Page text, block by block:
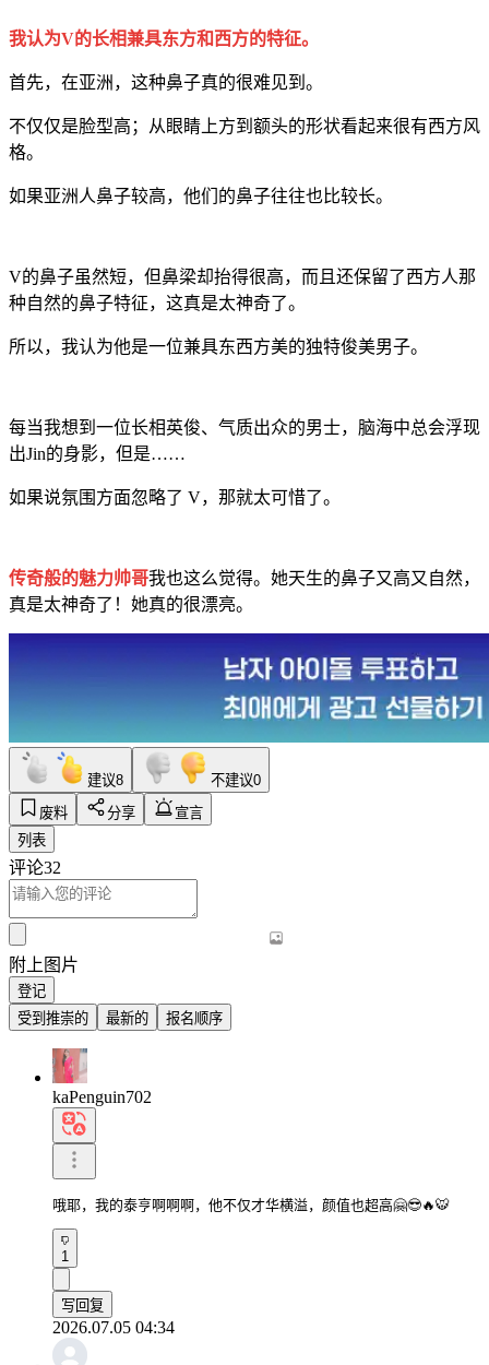
我认为V的长相兼具东方和西方的特征。
首先，在亚洲，这种鼻子真的很难见到。
不仅仅是脸型高；从眼睛上方到额头的形状看起来很有西方风
格。
如果亚洲人鼻子较高，他们的鼻子往往也比较长。
V的鼻子虽然短，但鼻梁却抬得很高，而且还保留了西方人那
种自然的鼻子特征，这真是太神奇了。
所以，我认为他是一位兼具东西方美的独特俊美男子。
每当我想到一位长相英俊、气质出众的男士，脑海中总会浮现
出Jin的身影，但是……
如果说氛围方面忽略了 V，那就太可惜了。
传奇般的魅力帅哥我也这么觉得。她天生的鼻子又高又自然，
真是太神奇了！她真的很漂亮。
建议8 不建议0
废料
分享
宣言
列表
评论32
附上图片
登记
受到推崇的
最新的 报名顺序
kaPenguin702
哦耶，我的泰亨啊啊啊，他不仅才华横溢，颜值也超高🤗😎🔥🐯
1
写回复
2026.07.05 04:34